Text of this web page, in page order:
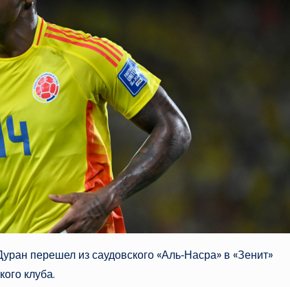
перешел из саудовского «Аль‑Насра» в «Зенит»
клуба.